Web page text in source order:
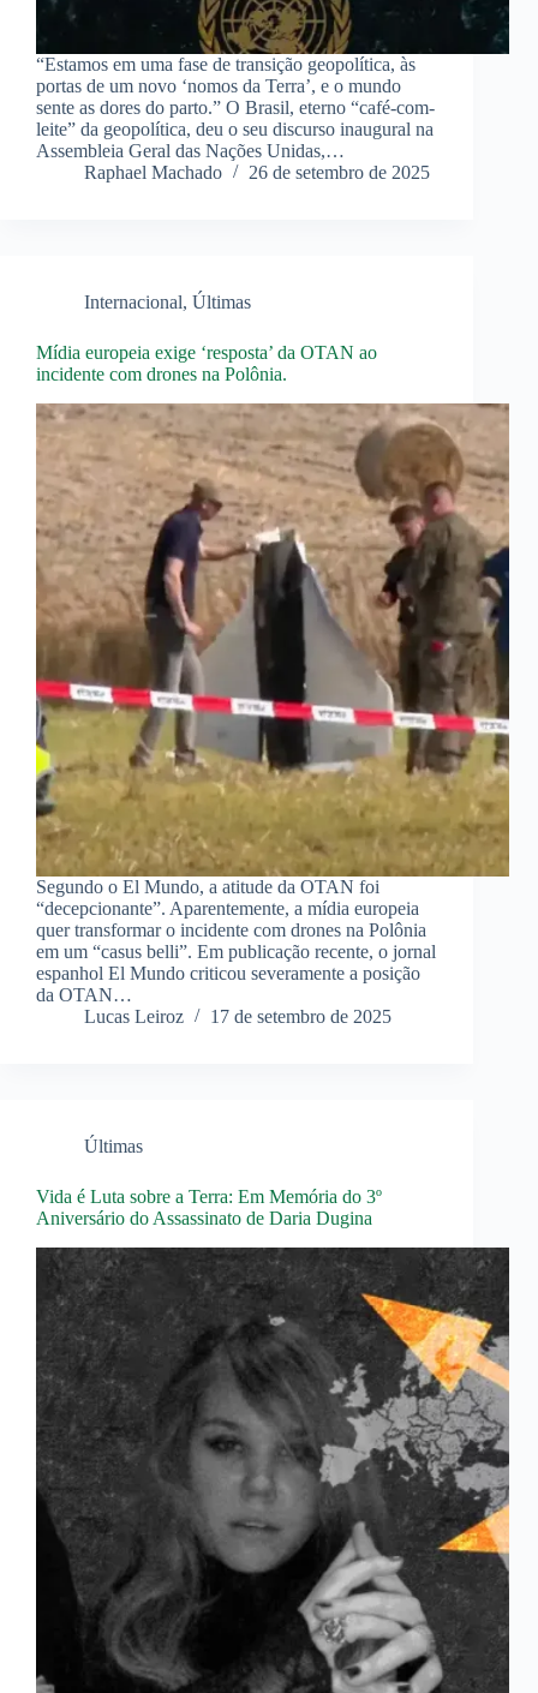
“Estamos em uma fase de transição geopolítica, às
portas de um novo ‘nomos da Terra’, e o mundo
sente as dores do parto.” O Brasil, eterno “café-com-
leite” da geopolítica, deu o seu discurso inaugural na
Assembleia Geral das Nações Unidas,…
Raphael Machado
26 de setembro de 2025
Internacional, Últimas
Mídia europeia exige ‘resposta’ da OTAN ao
incidente com drones na Polônia.
Segundo o El Mundo, a atitude da OTAN foi
“decepcionante”. Aparentemente, a mídia europeia
quer transformar o incidente com drones na Polônia
em um “casus belli”. Em publicação recente, o jornal
espanhol El Mundo criticou severamente a posição
da OTAN…
Lucas Leiroz
17 de setembro de 2025
Últimas
Vida é Luta sobre a Terra: Em Memória do 3º
Aniversário do Assassinato de Daria Dugina